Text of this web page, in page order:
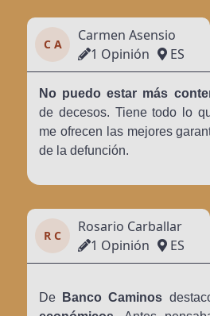
C A
Carmen Asensio
1 Opinión
ES
No puedo estar más
de decesos. Tiene todo lo
me ofrecen las mejores
de la defunción.
R C
Rosario Carballar
1 Opinión
ES
De Banco Caminos